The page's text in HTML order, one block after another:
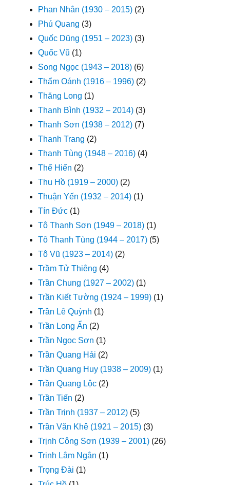
Phan Nhân (1930 – 2015) (2)
Phú Quang (3)
Quốc Dũng (1951 – 2023) (3)
Quốc Vũ (1)
Song Ngọc (1943 – 2018) (6)
Thẩm Oánh (1916 – 1996) (2)
Thăng Long (1)
Thanh Bình (1932 – 2014) (3)
Thanh Sơn (1938 – 2012) (7)
Thanh Trang (2)
Thanh Tùng (1948 – 2016) (4)
Thế Hiển (2)
Thu Hồ (1919 – 2000) (2)
Thuận Yến (1932 – 2014) (1)
Tín Đức (1)
Tô Thanh Sơn (1949 – 2018) (1)
Tô Thanh Tùng (1944 – 2017) (5)
Tô Vũ (1923 – 2014) (2)
Trầm Tử Thiêng (4)
Trần Chung (1927 – 2002) (1)
Trần Kiết Tường (1924 – 1999) (1)
Trần Lê Quỳnh (1)
Trần Long Ẩn (2)
Trần Ngọc Sơn (1)
Trần Quang Hải (2)
Trần Quang Huy (1938 – 2009) (1)
Trần Quang Lộc (2)
Trần Tiến (2)
Trần Trịnh (1937 – 2012) (5)
Trần Văn Khê (1921 – 2015) (3)
Trịnh Công Sơn (1939 – 2001) (26)
Trịnh Lâm Ngân (1)
Trọng Đài (1)